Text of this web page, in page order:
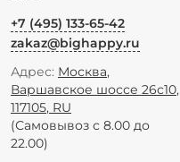
+7 (495) 133-65-42
zakaz@bighappy.ru
Адрес: Москва,
Варшавское шоссе 26с10,
117105, RU
(Самовывоз с 8.00 до
22.00)